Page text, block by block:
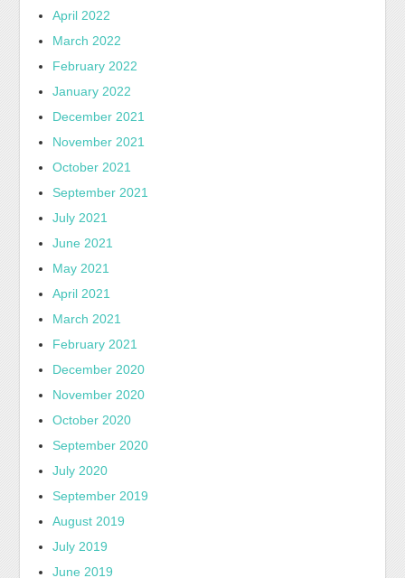
April 2022
March 2022
February 2022
January 2022
December 2021
November 2021
October 2021
September 2021
July 2021
June 2021
May 2021
April 2021
March 2021
February 2021
December 2020
November 2020
October 2020
September 2020
July 2020
September 2019
August 2019
July 2019
June 2019